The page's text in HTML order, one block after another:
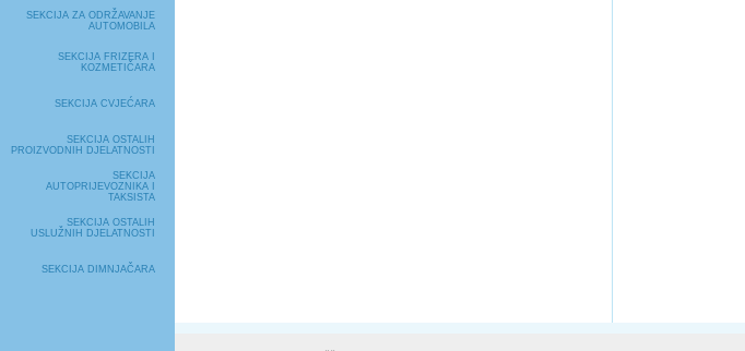
SEKCIJA ZA ODRŽAVANJE
AUTOMOBILA
SEKCIJA FRIZERA I
KOZMETIČARA
SEKCIJA CVJEĆARA
SEKCIJA OSTALIH
PROIZVODNIH DJELATNOSTI
SEKCIJA
AUTOPRIJEVOZNIKA I
TAKSISTA
SEKCIJA OSTALIH
USLUŽNIH DJELATNOSTI
SEKCIJA DIMNJAČARA